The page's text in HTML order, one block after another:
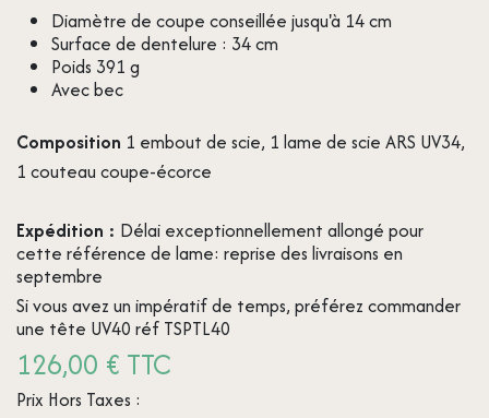
Diamètre de coupe conseillée jusqu'à 14 cm
Surface de dentelure : 34 cm
Poids 391 g
Avec bec
Composition 1 embout de scie, 1 lame de scie ARS UV34,
1 couteau coupe-écorce
Expédition : Délai exceptionnellement allongé pour
cette référence de lame: reprise des livraisons en
septembre
Si vous avez un impératif de temps, préférez commander
une tête UV40 réf TSPTL40
126,00 € TTC
Prix Hors Taxes :